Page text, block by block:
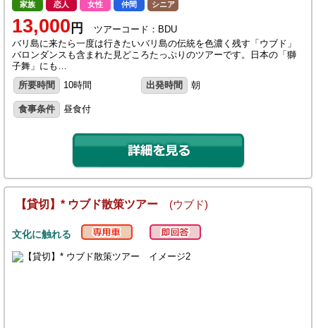
家族 恋人 女性 仲間 シニア
13,000 円
ツアーコード：BDU
バリ島に来たら一度は行きたいバリ島の伝統を色濃く残す「ウブド」
バロンダンスも含まれた見どころたっぷりのツアーです。日本の「獅
子舞」にも…
所要時間
10時間 出発時間 朝
食事条件 昼食付
【貸切】* ウブド散策ツアー (ウブド)
文化に触れる